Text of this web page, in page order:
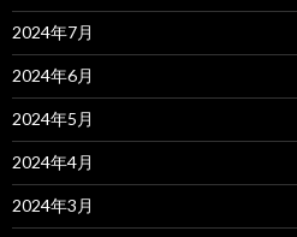
2024年7月
2024年6月
2024年5月
2024年4月
2024年3月